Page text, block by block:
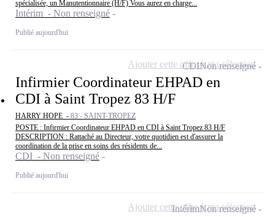
spécialisée, un Manutentionnaire (H/F) Vous aurez en charge...
Intérim - Non renseigné
Publié aujourd'hui
Infirmier Coordinateur EHPAD en
CDI à Saint Tropez 83 H/F
HARRY HOPE - 83 - SAINT-TROPEZ
POSTE : Infirmier Coordinateur EHPAD en CDI à Saint Tropez 83 H/F
DESCRIPTION : Rattaché au Directeur, votre quotidien est d'assurer la
coordination de la prise en soins des résidents de...
CDI - Non renseigné
Publié aujourd'hui
CDINon renseigné
Ajouter cette offre à ma sélection
IntérimNon renseigné
Ajouter cette offre à ma sélection